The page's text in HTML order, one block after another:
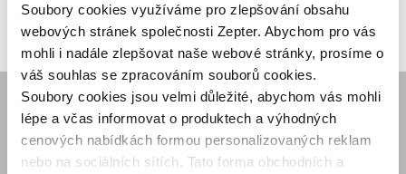
Soubory cookies využíváme pro zlepšování obsahu
webových stránek společnosti Zepter. Abychom pro vás
mohli i nadále zlepšovat naše webové stránky, prosíme o
váš souhlas se zpracováním souborů cookies.
Soubory cookies jsou velmi důležité, abychom vás mohli
lépe a včas informovat o produktech a výhodných
cenových nabídkách formou personalizovaných reklam
nebo na sociálních sítích. Tato forma obchodních a
SPOLEČNOST
Mám zájem o ukázku produktu